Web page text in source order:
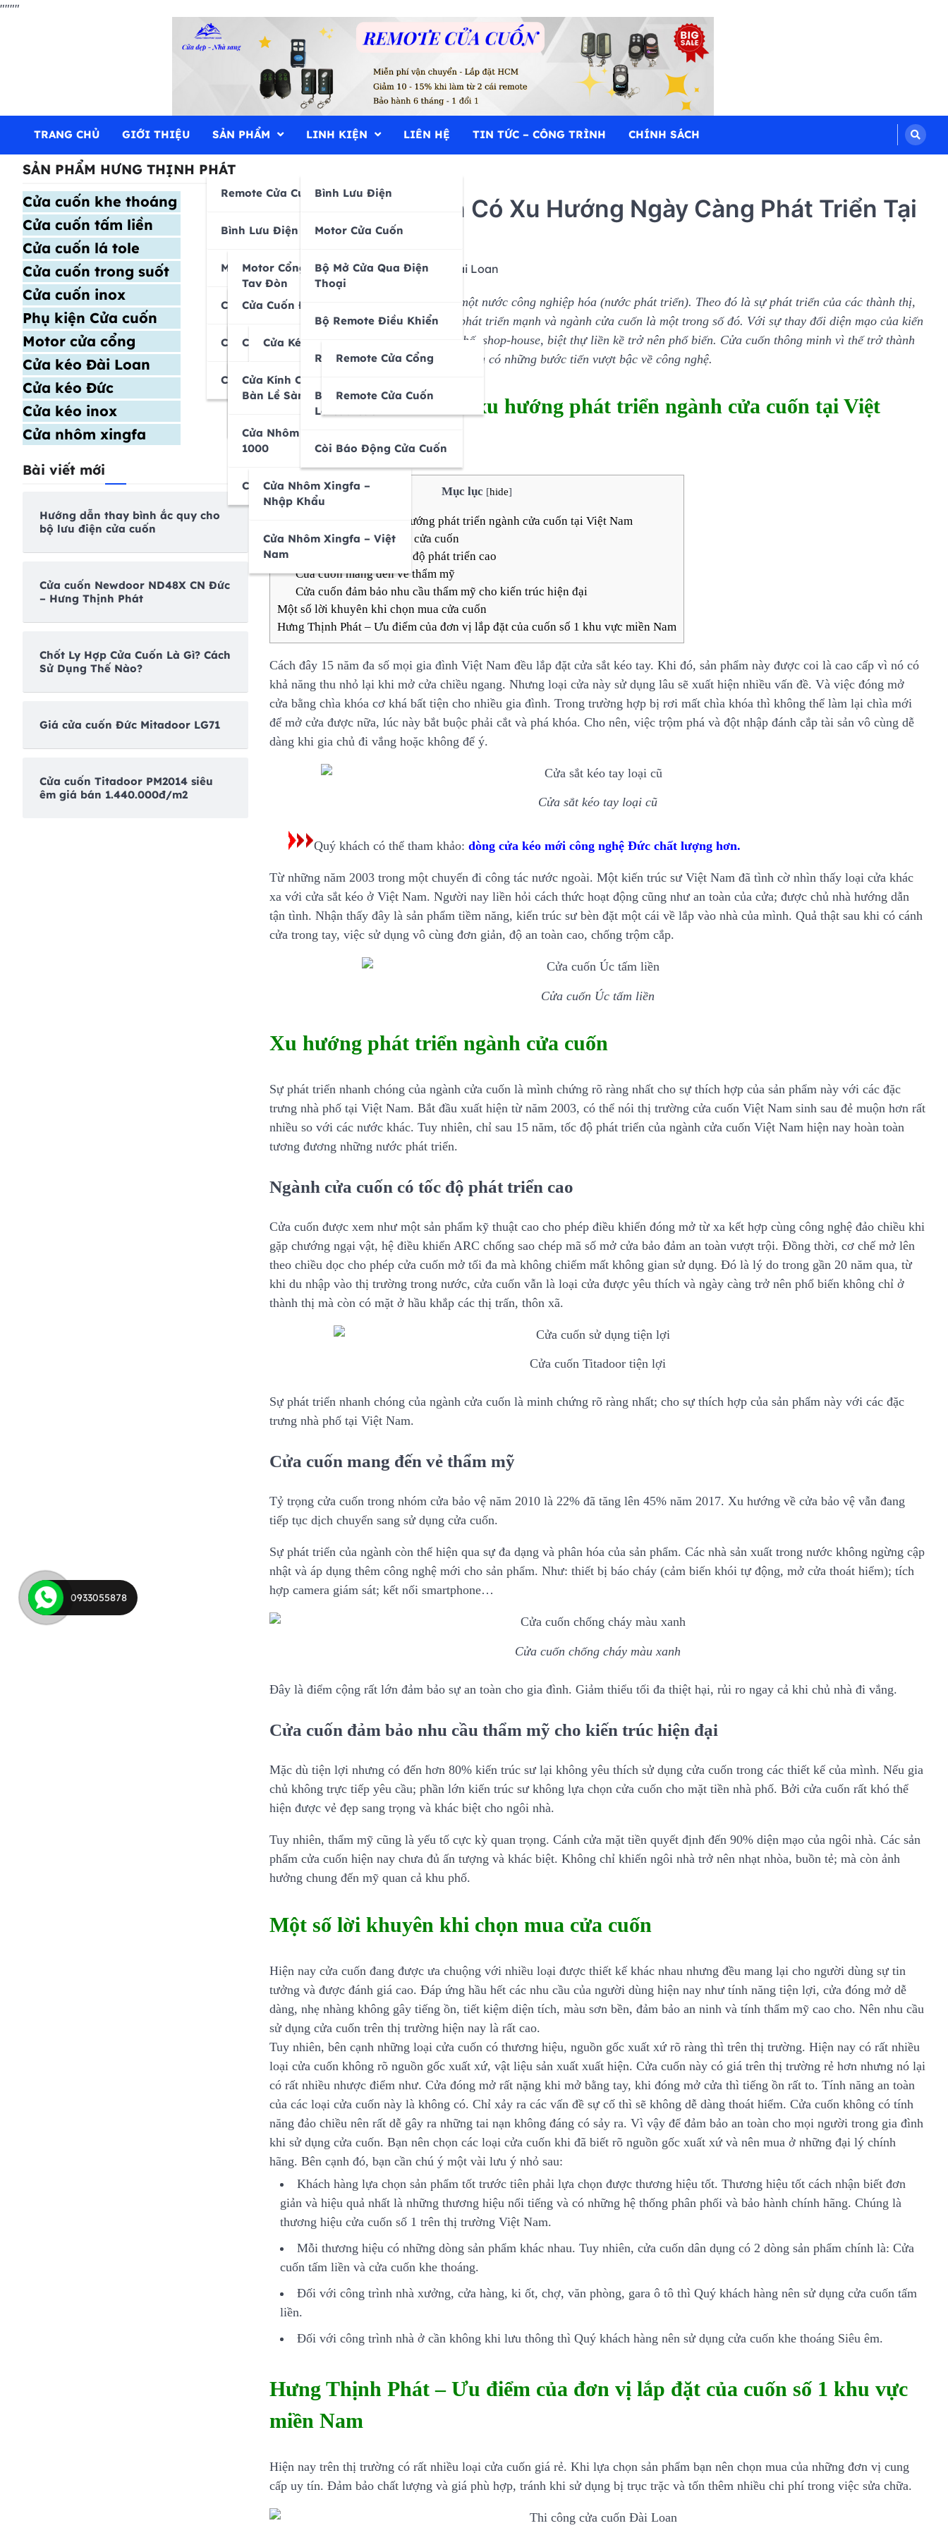
""""
cửa cuốn, cửa kéo, cửa nhôm kính, motor cổng tự động, Remote cửa, bình lưu điện
TRANG CHỦ GIỚI THIỆU SẢN PHẨM
Remote Cửa Cuốn
Bình Lưu Điện
Motor Cửa Cổng
Motor Cổng Mở Cánh
Tay Đòn
Motor Cửa Cổng Âm Sàn
Motor Cửa Cổng Lùa
Cửa Cuốn
Cửa Cuốn Đức
Công Nghệ Đài Loan
Công Nghệ Úc
Cửa Cuốn Khác
Cửa KéoCửa Kéo Đài Loan
Cửa Kéo Đài Loan Có Lá
Cửa Kéo Đài Loan
Không Lá
Cửa Kéo Đức Mitadoor
Cửa Kéo Inox 304
Cửa Nhôm Kính
Cửa Kính Cường Lực
Bàn Lề Sàn
Cửa Nhôm Kính Hệ 700-
1000
Cửa Nhôm Xingfa
Cửa Nhôm Xingfa –
Nhập Khẩu
Cửa Nhôm Xingfa – Việt
Nam
LINH KIỆN
Bình Lưu Điện
Motor Cửa Cuốn
Bộ Mở Cửa Qua Điện
Thoại
Bộ Remote Điều Khiển
Remote Cửa
Remote Cửa Cổng
Remote Cửa Cuốn
Bộ Tự Dừng, Chống Xổ
Lô Cửa Cuốn
Còi Báo Động Cửa Cuốn
LIÊN HỆ TIN TỨC – CÔNG TRÌNH CHÍNH SÁCH
Ngành Cửa Cuốn Có Xu Hướng Ngày Càng Phát Triển Tại
VN
Việt Nam đang hướng đến trở thành một nước công nghiệp hóa (nước phát triển). Theo đó là sự phát triển của các thành thị,
thành phố, kéo theo các ngành nghề phát triển mạnh và ngành cửa cuốn là một trong số đó. Với sự thay đổi diện mạo của kiến
trúc đô thị, thành phố, nhà ống mặt phố, shop-house, biệt thự liền kề trở nên phổ biến. Cửa cuốn thông minh vì thế trở thành
lựa chọn tối ưu cho các công trình này và có những bước tiến vượt bậc về công nghệ.
Lịch sử hình thành và xu hướng phát triển ngành cửa cuốn tại Việt
Nam
Mục lục [hide]
Lịch sử hình thành và xu hướng phát triển ngành cửa cuốn tại Việt Nam
Xu hướng phát triển ngành cửa cuốn
Ngành cửa cuốn có tốc độ phát triển cao
Cửa cuốn mang đến vẻ thẩm mỹ
Cửa cuốn đảm bảo nhu cầu thẩm mỹ cho kiến trúc hiện đại
Một số lời khuyên khi chọn mua cửa cuốn
Hưng Thịnh Phát – Ưu điểm của đơn vị lắp đặt của cuốn số 1 khu vực miền Nam
Cách đây 15 năm đa số mọi gia đình Việt Nam đều lắp đặt cửa sắt kéo tay. Khi đó, sản phẩm này được coi là cao cấp vì nó có
khả năng thu nhỏ lại khi mở cửa chiều ngang. Nhưng loại cửa này sử dụng lâu sẽ xuất hiện nhiều vấn đề. Và việc đóng mở
cửa bằng chìa khóa cơ khá bất tiện cho nhiều gia đình. Trong trường hợp bị rơi mất chìa khóa thì không thể làm lại chìa mới
để mở cửa được nữa, lúc này bắt buộc phải cắt và phá khóa. Cho nên, việc trộm phá và đột nhập đánh cắp tài sản vô cùng dễ
dàng khi gia chủ đi vắng hoặc không để ý.
Cửa sắt kéo tay loại cũ
Quý khách có thể tham khảo: dòng cửa kéo mới công nghệ Đức chất lượng hơn.
Từ những năm 2003 trong một chuyến đi công tác nước ngoài. Một kiến trúc sư Việt Nam đã tình cờ nhìn thấy loại cửa khác
xa với cửa sắt kéo ở Việt Nam. Người nay liền hỏi cách thức hoạt động cũng như an toàn của cửa; được chủ nhà hướng dẫn
tận tình. Nhận thấy đây là sản phẩm tiềm năng, kiến trúc sư bèn đặt một cái về lắp vào nhà của mình. Quả thật sau khi có cánh
cửa trong tay, việc sử dụng vô cùng đơn giản, độ an toàn cao, chống trộm cắp.
Cửa cuốn Úc tấm liền
Xu hướng phát triển ngành cửa cuốn
Sự phát triển nhanh chóng của ngành cửa cuốn là mình chứng rõ ràng nhất cho sự thích hợp của sản phẩm này với các đặc
trưng nhà phố tại Việt Nam. Bắt đầu xuất hiện từ năm 2003, có thể nói thị trường cửa cuốn Việt Nam sinh sau đẻ muộn hơn rất
nhiều so với các nước khác. Tuy nhiên, chỉ sau 15 năm, tốc độ phát triển của ngành cửa cuốn Việt Nam hiện nay hoàn toàn
tương đương những nước phát triển.
Ngành cửa cuốn có tốc độ phát triển cao
Cửa cuốn được xem như một sản phẩm kỹ thuật cao cho phép điều khiển đóng mở từ xa kết hợp cùng công nghệ đảo chiều khi
gặp chướng ngại vật, hệ điều khiển ARC chống sao chép mã số mở cửa bảo đảm an toàn vượt trội. Đồng thời, cơ chế mở lên
theo chiều dọc cho phép cửa cuốn mở tối đa mà không chiếm mất không gian sử dụng. Đó là lý do trong gần 20 năm qua, từ
khi du nhập vào thị trường trong nước, cửa cuốn vẫn là loại cửa được yêu thích và ngày càng trở nên phổ biến không chỉ ở
thành thị mà còn có mặt ở hầu khắp các thị trấn, thôn xã.
Cửa cuốn Titadoor tiện lợi
Sự phát triển nhanh chóng của ngành cửa cuốn là minh chứng rõ ràng nhất; cho sự thích hợp của sản phẩm này với các đặc
trưng nhà phố tại Việt Nam.
Cửa cuốn mang đến vẻ thẩm mỹ
Tỷ trọng cửa cuốn trong nhóm cửa bảo vệ năm 2010 là 22% đã tăng lên 45% năm 2017. Xu hướng về cửa bảo vệ vẫn đang
tiếp tục dịch chuyển sang sử dụng cửa cuốn.
Sự phát triển của ngành còn thể hiện qua sự đa dạng và phân hóa của sản phẩm. Các nhà sản xuất trong nước không ngừng cập
nhật và áp dụng thêm công nghệ mới cho sản phẩm. Như: thiết bị báo cháy (cảm biến khói tự động, mở cửa thoát hiểm); tích
hợp camera giám sát; kết nối smartphone…
Cửa cuốn chống cháy màu xanh
Đây là điểm cộng rất lớn đảm bảo sự an toàn cho gia đình. Giảm thiểu tối đa thiệt hại, rủi ro ngay cả khi chủ nhà đi vắng.
Cửa cuốn đảm bảo nhu cầu thẩm mỹ cho kiến trúc hiện đại
Mặc dù tiện lợi nhưng có đến hơn 80% kiến trúc sư lại không yêu thích sử dụng cửa cuốn trong các thiết kế của mình. Nếu gia
chủ không trực tiếp yêu cầu; phần lớn kiến trúc sư không lựa chọn cửa cuốn cho mặt tiền nhà phố. Bởi cửa cuốn rất khó thể
hiện được vẻ đẹp sang trọng và khác biệt cho ngôi nhà.
Tuy nhiên, thẩm mỹ cũng là yếu tố cực kỳ quan trọng. Cánh cửa mặt tiền quyết định đến 90% diện mạo của ngôi nhà. Các sản
phẩm cửa cuốn hiện nay chưa đủ ấn tượng và khác biệt. Không chỉ khiến ngôi nhà trở nên nhạt nhòa, buồn tẻ; mà còn ảnh
hưởng chung đến mỹ quan cả khu phố.
Một số lời khuyên khi chọn mua cửa cuốn
Hiện nay cửa cuốn đang được ưa chuộng với nhiều loại được thiết kế khác nhau nhưng đều mang lại cho người dùng sự tin
tưởng và được đánh giá cao. Đáp ứng hầu hết các nhu cầu của người dùng hiện nay như tính năng tiện lợi, cửa đóng mở dễ
dàng, nhẹ nhàng không gây tiếng ồn, tiết kiệm diện tích, màu sơn bền, đảm bảo an ninh và tính thẩm mỹ cao cho. Nên nhu cầu
sử dụng cửa cuốn trên thị trường hiện nay là rất cao.
Tuy nhiên, bên cạnh những loại cửa cuốn có thương hiệu, nguồn gốc xuất xứ rõ ràng thì trên thị trường. Hiện nay có rất nhiều
loại cửa cuốn không rõ nguồn gốc xuất xứ, vật liệu sản xuất xuất hiện. Cửa cuốn này có giá trên thị trường rẻ hơn nhưng nó lại
có rất nhiều nhược điểm như. Cửa đóng mở rất nặng khi mở bằng tay, khi đóng mở cửa thì tiếng ồn rất to. Tính năng an toàn
của các loại cửa cuốn này là không có. Chỉ xảy ra các vấn đề sự cố thì sẽ không dễ dàng thoát hiểm. Cửa cuốn không có tính
năng đảo chiều nên rất dễ gây ra những tai nạn không đáng có sảy ra. Vì vậy để đảm bảo an toàn cho mọi người trong gia đình
khi sử dụng cửa cuốn. Bạn nên chọn các loại cửa cuốn khi đã biết rõ nguồn gốc xuất xứ và nên mua ở những đại lý chính
hãng. Bên cạnh đó, bạn cần chú ý một vài lưu ý nhỏ sau:
Khách hàng lựa chọn sản phẩm tốt trước tiên phải lựa chọn được thương hiệu tốt. Thương hiệu tốt cách nhận biết đơn
giản và hiệu quả nhất là những thương hiệu nổi tiếng và có những hệ thống phân phối và bảo hành chính hãng. Chúng là
thương hiệu cửa cuốn số 1 trên thị trường Việt Nam.
Mỗi thương hiệu có những dòng sản phẩm khác nhau. Tuy nhiên, cửa cuốn dân dụng có 2 dòng sản phẩm chính là: Cửa
cuốn tấm liền và cửa cuốn khe thoáng.
Đối với công trình nhà xưởng, cửa hàng, ki ốt, chợ, văn phòng, gara ô tô thì Quý khách hàng nên sử dụng cửa cuốn tấm
liền.
Đối với công trình nhà ở cần không khi lưu thông thì Quý khách hàng nên sử dụng cửa cuốn khe thoáng Siêu êm.
Hưng Thịnh Phát – Ưu điểm của đơn vị lắp đặt của cuốn số 1 khu vực
miền Nam
Hiện nay trên thị trường có rất nhiều loại cửa cuốn giá rẻ. Khi lựa chọn sản phẩm bạn nên chọn mua của những đơn vị cung
cấp uy tín. Đảm bảo chất lượng và giá phù hợp, tránh khi sử dụng bị trục trặc và tốn thêm nhiều chi phí trong việc sửa chữa.
SẢN PHẨM HƯNG THỊNH PHÁT
Cửa cuốn khe thoáng
Cửa cuốn tấm liền
Cửa cuốn lá tole
Cửa cuốn trong suốt
Cửa cuốn inox
Phụ kiện Cửa cuốn
Motor cửa cổng
Cửa kéo Đài Loan
Cửa kéo Đức
Cửa kéo inox
Cửa nhôm xingfa
Bài viết mới
Hướng dẫn thay bình ắc quy cho
bộ lưu điện cửa cuốn
Cửa cuốn Newdoor ND48X CN Đức
– Hưng Thịnh Phát
Chốt Ly Hợp Cửa Cuốn Là Gì? Cách
Sử Dụng Thế Nào?
Giá cửa cuốn Đức Mitadoor LG71
Cửa cuốn Titadoor PM2014 siêu
êm giá bán 1.440.000đ/m2
0933055878